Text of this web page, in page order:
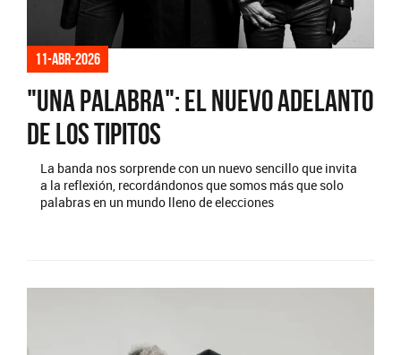
11-abr-2026
"Una Palabra": El nuevo adelanto
de Los Tipitos
La banda nos sorprende con un nuevo sencillo que invita
a la reflexión, recordándonos que somos más que solo
palabras en un mundo lleno de elecciones